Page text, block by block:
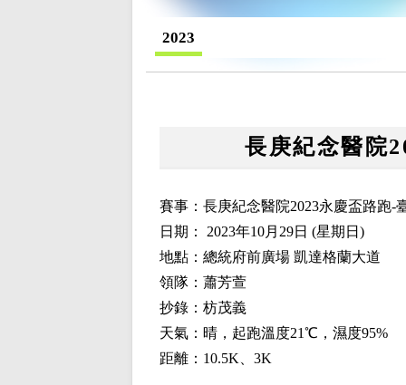
2023
長庚紀念醫院
賽事：長庚紀念醫院2023永慶盃路跑-
日期： 2023年10月29日 (星期日)
地點：總統府前廣場 凱達格蘭大道
領隊：蕭芳萱
抄錄：枋茂義
天氣：晴，起跑溫度21℃，濕度95%
距離：10.5K、3K